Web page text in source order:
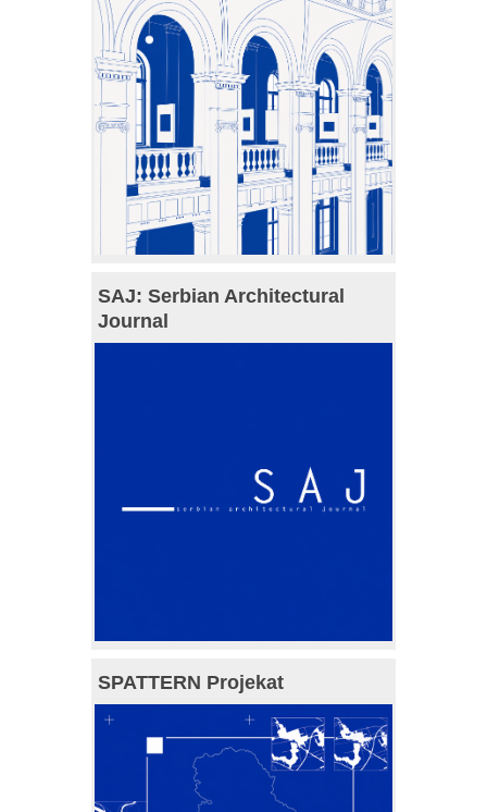
SAJ: Serbian Architectural
Journal
SPATTERN Projekat